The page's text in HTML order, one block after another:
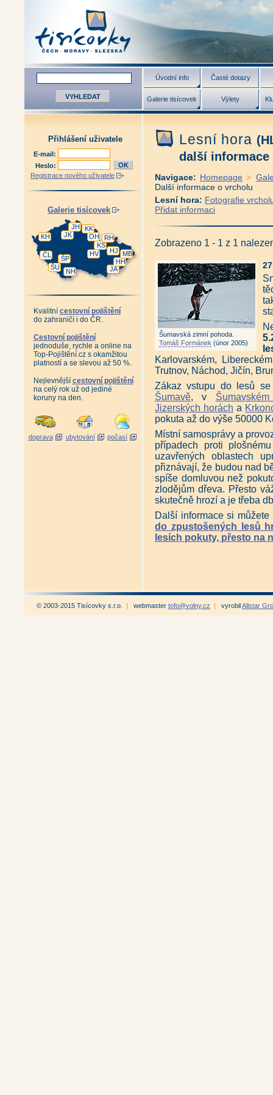
Úvodní info Časté dotazy
Galerie tisícovek Výlety
Přihlášení uživatele
E-mail:
Heslo:
Registrace nového uživatele
Galerie tisícovek
JA
HH
MB
HJ
HV
NH
KS
RH
ŠP
ŠU
OH
JK
KK
ČL
JH
KH
Kvalitní cestovní pojištění
do zahraničí i do ČR.
Cestovní pojištění
jednoduše, rychle a online na
Top-Pojištění.cz s okamžitou
platností a se slevou až 50 %.
Nejlevnější cestovní pojištění
na celý rok už od jediné
koruny na den.
doprava ubytování počasí
Lesní hora
další
Navigace: Homepage >
Další informace o vrcholu
Lesní hora: Fotografie
Přidat informaci
Zobrazeno 1 - 1 z 1
Šumavská zimní pohoda.
Tomáš Formánek (únor 2005)
Karlovarském,
Trutnov, Náchod, Jičín,
Zákaz vstupu do lesů
Šumavě, v
Jizerských horách a
pokuta až do výše 50000
Místní samosprávy a
případech proti
uzavřených oblastech
přiznávají, že budou nad
spíše domluvou než
zlodějům dřeva. Přesto
skutečně hrozí a je třeba
Další informace si
do zpustošených lesů
lesích pokuty, přesto na
© 2003-2015 Tisícovky s.r.o. | webmaster tofo@volny.cz | vyrobilAllstar